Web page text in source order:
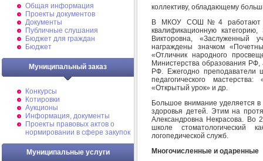
Общая информация
Проекты документов
Документы
Публичные слушания
Бюджет для граждан
Бюджет
Муниципальный заказ
Конкурсы
Котировки
Аукционы
Информация, документы
Проекты правовых актов о
нормировании в сфере закупок
Муниципальные услуги
коллективу, обладающему
В МКОУ СОШ№4 работают
квалификационную
Викторовна, «Заслуженный
награждены значком
«Отличник народного
Министерства образования РФ,
РФ. Ежегодно преподаватели
педагогического
«Открытый урок» и др.
Большое внимание уделяется
здоровья детей. Этим на
Александровна Некрасова. Во
школе стоматологический
логопедической служб.
Многочисленные и одаренные